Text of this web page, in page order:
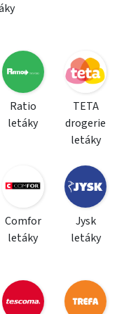
Ratio
letáky
TETA
drogerie
letáky
Comfor
letáky
Jysk
letáky